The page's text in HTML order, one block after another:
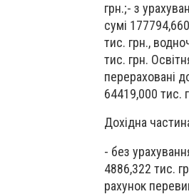
грн.;- з
сумі
тис. грн.,
тис. грн.
перераховані
64419,000 тис.
Дохідна
- без
4886,322 тис.
рахунок